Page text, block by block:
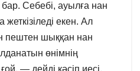
Себебі, ауылға нан
жеткізіледі екен. Ал
пештен шыққан нан
өнімнің